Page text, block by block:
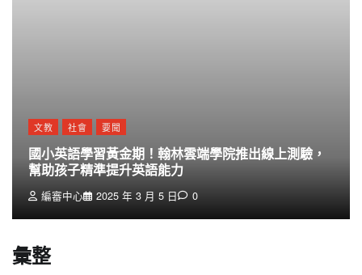
文教 社會 要聞
國小英語學習黃金期！翰林雲端學院推出線上測驗，
幫助孩子精準提升英語能力
編審中心 2025 年 3 月 5 日 0
彙整